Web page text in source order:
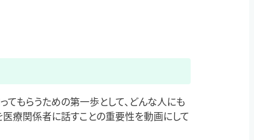
てもらうための第一歩として、どんな人にも
医療関係者に話すことの重要性を動画にして